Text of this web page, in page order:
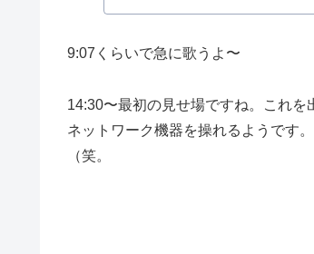
9:07くらいで急に歌うよ〜
14:30〜最初の見せ場ですね。これ
ネットワーク機器を操れるようです
（笑。